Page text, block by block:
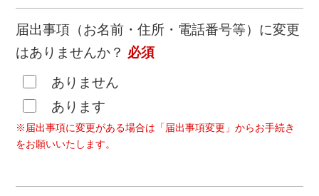
３．最新の個人情報の提供について
本申込時、お客様の氏名・住所・生年月日・個人番
号等をご確認させていただきます。金融機関に届け出されて
いる情報が最新でない場合は、届出情報の変更手続等を行っ
４．個人情報の利用目的について
本申込により提出された個人情報の利用目的につい
ては、（https://www.urishinkumi.com/pp/#box02）をご参照く
５．預貯金口座付番の結果通知について
届出事項（お名前・住所・電話番号等）に変更
はありませんか？ 必須
ありません
あります
※届出事項に変更がある場合は「届出事項変更」からお手続き
をお願いいたします。